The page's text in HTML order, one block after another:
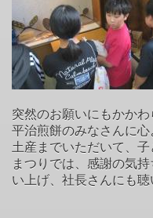
突然のお願いにもかか
平治煎餅のみなさんに
土産までいただいて、
まつりでは、感謝の気
い上げ、社長さんにも